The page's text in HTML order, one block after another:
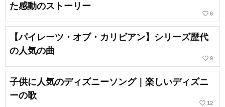
た感動のストーリー
favorite_border 6
【パイレーツ・オブ・カリビアン】シリーズ歴代
の人気の曲
favorite_border 9
子供に人気のディズニーソング｜楽しいディズニ
ーの歌
favorite_border 12